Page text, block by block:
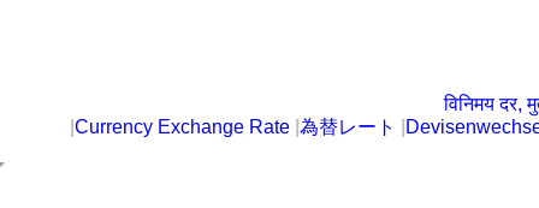
विनिमय दर,
Currency Exchange Rate 為替レート